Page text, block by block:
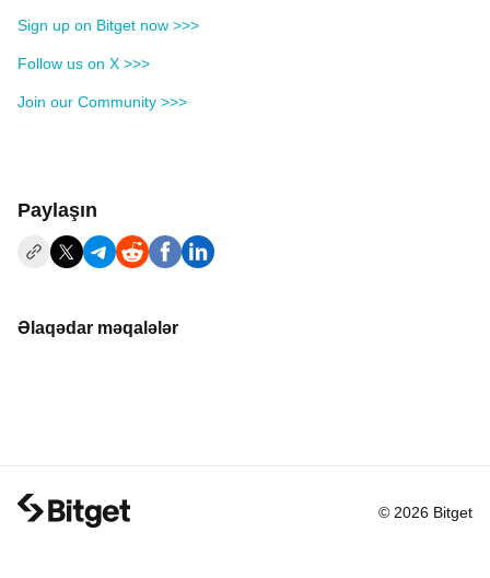
Sign up on Bitget now >>>
Follow us on X >>>
Join our Community >>>
Paylaşın
Əlaqədar məqalələr
© 2026 Bitget